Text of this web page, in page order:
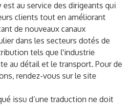
est au service des dirigeants qui
clients tout en améliorant
de nouveaux canaux
dans les secteurs dotés de
tels que l'industrie
au détail et le transport. Pour de
rendez-vous sur le site
issu d’une traduction ne doit